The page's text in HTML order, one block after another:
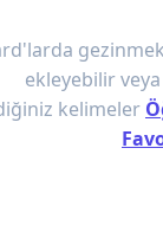
ekleyebilir
kelimeler